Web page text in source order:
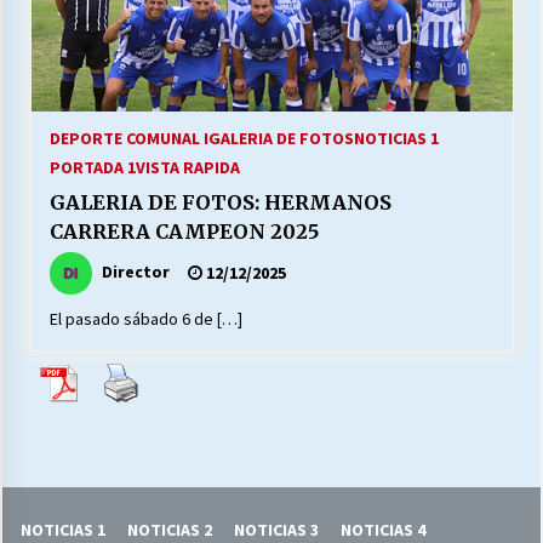
MUNICIPALIDAD, TRABAJADORES, CLIMA
LABORAL:
13/07/2026
Escuela hospitalaria El Carmen de Maipu.
25/06/2026
¿Qué habrían dicho?
23/06/2026
28/05/2026
DEPORTE COMUNAL IGALERIA DE FOTOSNOTICIAS 1
PORTADA 1VISTA RAPIDA
GALERIA DE FOTOS: HERMANOS
CARRERA CAMPEON 2025
Director 12/12/2025
El pasado sábado 6 de […]
NOTICIAS 1 NOTICIAS 2 NOTICIAS 3 NOTICIAS 4